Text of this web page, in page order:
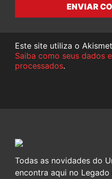
ENVIAR
Este site utiliza o
Saiba como seus dados
processados.
Todas as novidades do
encontra aqui no